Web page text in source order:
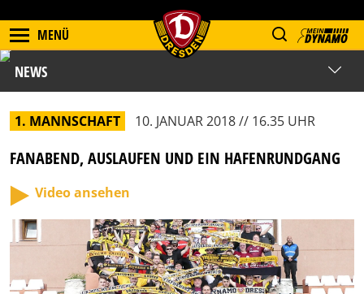
MENÜ
NEWS
1. MANNSCHAFT 10. JANUAR 2018 // 16.35 UHR
FANABEND, AUSLAUFEN UND EIN HAFENRUNDGANG
Video ansehen